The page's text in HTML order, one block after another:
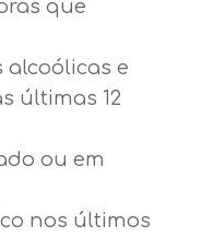
que
alcoólicas e
últimas 12
ou em
nos últimos